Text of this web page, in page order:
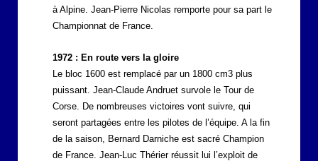
à Alpine. Jean-Pierre Nicolas remporte pour sa part le
Championnat de France.
1972 : En route vers la gloire
Le bloc 1600 est remplacé par un 1800 cm3 plus
puissant. Jean-Claude Andruet survole le Tour de
Corse. De nombreuses victoires vont suivre, qui
seront partagées entre les pilotes de l’équipe. A la fin
de la saison, Bernard Darniche est sacré Champion
de France. Jean-Luc Thérier réussit lui l’exploit de